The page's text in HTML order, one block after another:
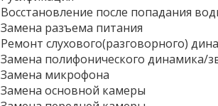
Восстановление после попадания
Замена разъема питания
Ремонт слухового(разговорного)
Замена полифонического динамика/
Замена микрофона
Замена основной камеры